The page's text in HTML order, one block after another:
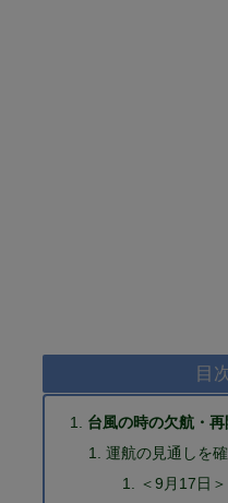
目
台風の時の欠航・
運航の見通しを
＜9月17日＞